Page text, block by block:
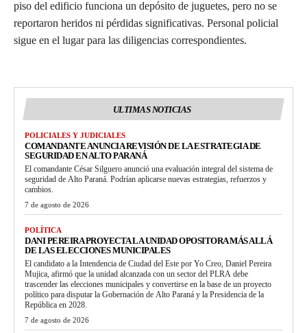
piso del edificio funciona un depósito de juguetes, pero no se
reportaron heridos ni pérdidas significativas. Personal policial
sigue en el lugar para las diligencias correspondientes.
ULTIMAS NOTICIAS
POLICIALES Y JUDICIALES
COMANDANTE ANUNCIA REVISIÓN DE LA ESTRATEGIA DE
SEGURIDAD EN ALTO PARANÁ
El comandante César Silguero anunció una evaluación integral del sistema de
seguridad de Alto Paraná. Podrían aplicarse nuevas estrategias, refuerzos y
cambios.
7 de agosto de 2026
POLÍTICA
DANI PEREIRA PROYECTA LA UNIDAD OPOSITORA MÁS ALLÁ
DE LAS ELECCIONES MUNICIPALES
El candidato a la Intendencia de Ciudad del Este por Yo Creo, Daniel Pereira
Mujica, afirmó que la unidad alcanzada con un sector del PLRA debe
trascender las elecciones municipales y convertirse en la base de un proyecto
político para disputar la Gobernación de Alto Paraná y la Presidencia de la
República en 2028.
7 de agosto de 2026